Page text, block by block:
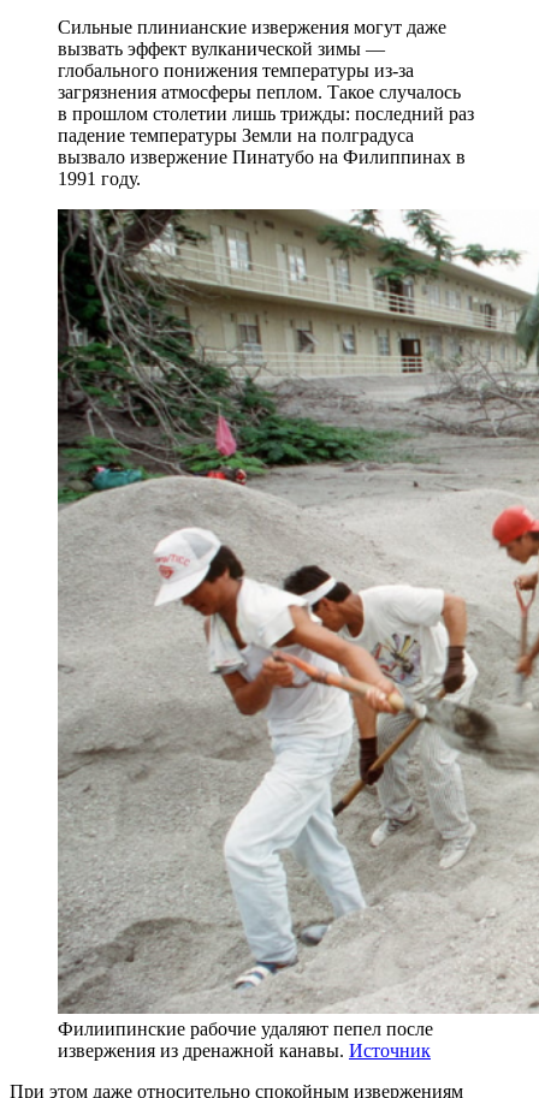
Сильные плинианские извержения могут даже
вызвать эффект вулканической зимы —
глобального понижения температуры из‑за
загрязнения атмосферы пеплом. Такое случалось
в прошлом столетии лишь трижды: последний раз
падение температуры Земли на полградуса
вызвало извержение Пинатубо на Филиппинах в
1991 году.
Филиипинские рабочие удаляют пепел после
извержения из дренажной канавы. Источник
При этом даже относительно спокойным извержениям